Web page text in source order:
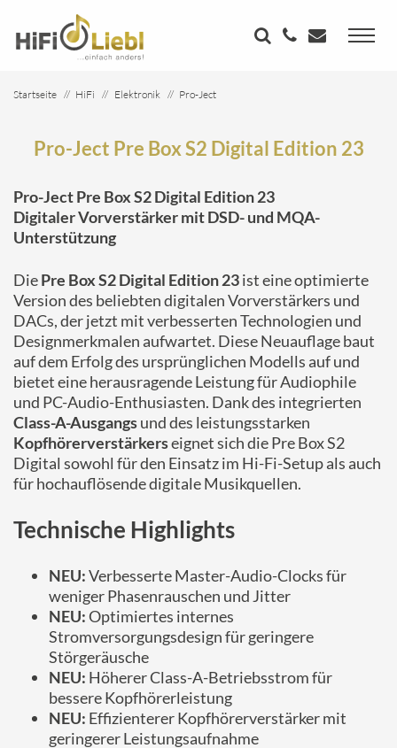
Startseite HiFi Elektronik
Pro-Ject
Pro-Ject Pre Box S2 Digital Edition 23
Pro-Ject Pre Box S2 Digital Edition 23
Digitaler Vorverstärker mit DSD- und MQA-
Unterstützung
DiePre Box S2 Digital Edition 23ist eine optimierte
Version des beliebten digitalen Vorverstärkers und
DACs, der jetzt mit verbesserten Technologien und
Designmerkmalen aufwartet. Diese Neuauflage baut
auf dem Erfolg des ursprünglichen Modells auf und
bietet eine herausragende Leistung für Audiophile
und PC-Audio-Enthusiasten. Dank des integrierten
Class-A-Ausgangsund des leistungsstarken
Kopfhörerverstärkerseignet sich die Pre Box S2
Digital sowohl für den Einsatz im Hi-Fi-Setup als auch
für hochauflösende digitale Musikquellen.
Technische Highlights
NEU:Verbesserte Master-Audio-Clocks für
weniger Phasenrauschen und Jitter
NEU:Optimiertes internes
Stromversorgungsdesign für geringere
Störgeräusche
NEU: Höherer Class-A-Betriebsstrom für
bessere Kopfhörerleistung
NEU: Effizienterer Kopfhörerverstärker mit
geringerer Leistungsaufnahme